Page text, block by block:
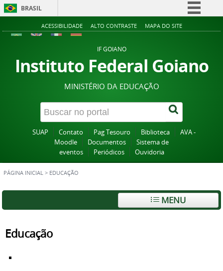
BRASIL
Simplifique!
Acesso à informação
Legislação
Canais
ACESSIBILIDADE ALTO CONTRASTE MAPA DO SITE
IF GOIANO
Instituto Federal Goiano
MINISTÉRIO DA EDUCAÇÃO
SUAP Contato Pag Tesouro Biblioteca
AVA -
Moodle
Documentos
Sistema de
eventos
Periódicos Ouvidoria
PÁGINA INICIAL > EDUCAÇÃO
MENU
Educação